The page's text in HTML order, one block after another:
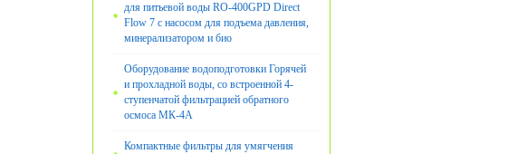
для питьевой воды RO-400GPD Direct
Flow 7 с насосом для подъема давления,
минерализатором и био
Оборудование водоподготовки Горячей
и прохладной воды, со встроенной 4-
ступенчатой фильтрацией обратного
осмоса МК-4А
Компактные фильтры для умягчения